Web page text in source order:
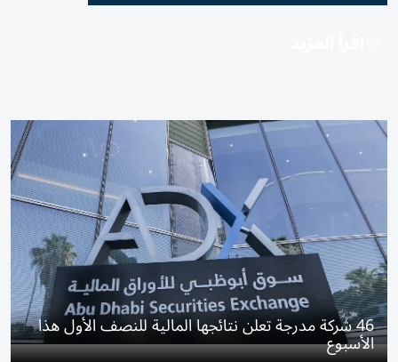
46 شركة مدرجة تعلن نتائجها المالية للنصف الأول هذا
الأسبوع